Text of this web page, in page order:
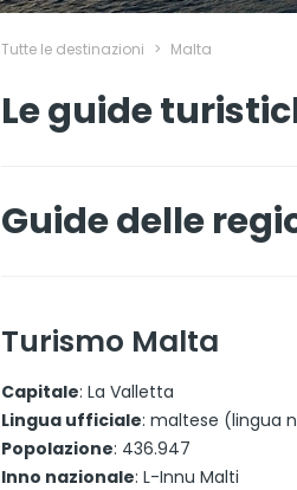
Tutte le destinazioni > Malta
Le guide
Guide delle
Turismo Malta
Capitale: La Valletta
Lingua ufficiale: maltese (lingua
Popolazione: 436.947
Inno nazionale: L-Innu Malti